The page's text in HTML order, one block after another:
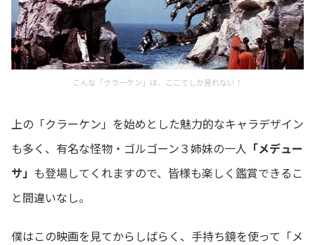
こんな「クラーケン」は、ここでしか見れない！
上の「クラーケン」を始めとした魅力的なキャラデザイン
も多く、有名な怪物・ゴルゴーン３姉妹の一人 「メデュー
サ」 も登場してくれますので、皆様も楽しく鑑賞できるこ
と間違いなし。
僕はこの映画を見てからしばらく、手持ち鏡を使って「メ